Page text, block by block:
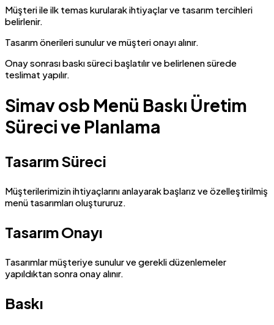
Müşteri ile ilk temas kurularak ihtiyaçlar ve tasarım tercihleri
belirlenir.
Tasarım önerileri sunulur ve müşteri onayı alınır.
Onay sonrası baskı süreci başlatılır ve belirlenen sürede
teslimat yapılır.
Simav osb Menü Baskı Üretim
Süreci ve Planlama
Tasarım Süreci
Müşterilerimizin ihtiyaçlarını anlayarak başlarız ve özelleştirilmiş
menü tasarımları oluştururuz.
Tasarım Onayı
Tasarımlar müşteriye sunulur ve gerekli düzenlemeler
yapıldıktan sonra onay alınır.
Baskı